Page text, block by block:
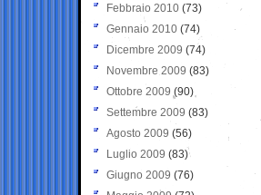
Febbraio 2010 (73)
Gennaio 2010 (74)
Dicembre 2009 (74)
Novembre 2009 (83)
Ottobre 2009 (90)
Settembre 2009 (83)
Agosto 2009 (56)
Luglio 2009 (83)
Giugno 2009 (76)